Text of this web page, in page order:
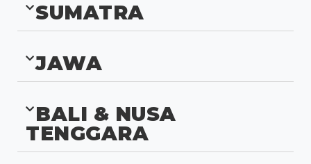
SUMATRA
JAWA
BALI & NUSA
TENGGARA